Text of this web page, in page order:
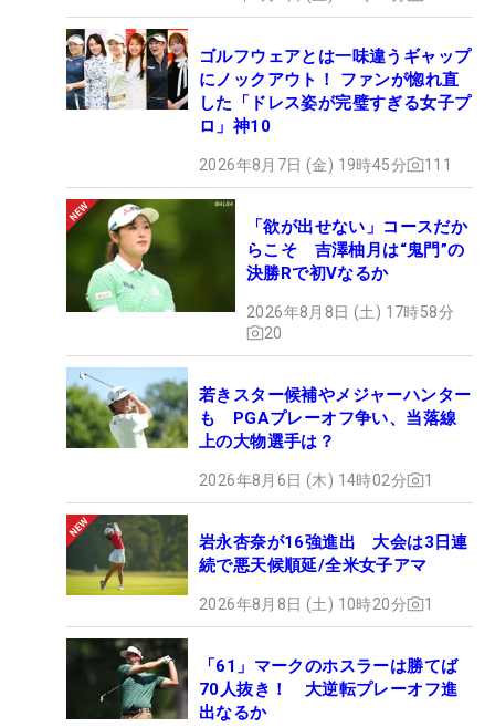
ゴルフウェアとは一味違うギャップ
にノックアウト！ ファンが惚れ直
した「ドレス姿が完璧すぎる女子プ
ロ」神10
2026年8月7日 (金) 19時45分 111
「欲が出せない」コースだか
らこそ 吉澤柚月は“鬼門”の
決勝Rで初Vなるか
2026年8月8日 (土) 17時58分
20
若きスター候補やメジャーハンター
も PGAプレーオフ争い、当落線
上の大物選手は？
2026年8月6日 (木) 14時02分 1
岩永杏奈が16強進出 大会は3日連
続で悪天候順延/全米女子アマ
2026年8月8日 (土) 10時20分 1
「61」マークのホスラーは勝てば
70人抜き！ 大逆転プレーオフ進
出なるか